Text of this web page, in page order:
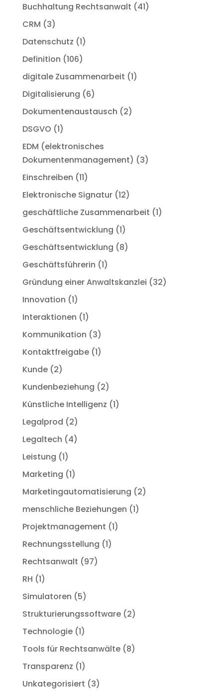
Buchhaltung Rechtsanwalt (41)
CRM (3)
Datenschutz (1)
Definition (106)
digitale Zusammenarbeit (1)
Digitalisierung (6)
Dokumentenaustausch (2)
DSGVO (1)
EDM (elektronisches
Dokumentenmanagement) (3)
Einschreiben (11)
Elektronische Signatur(12)
geschäftliche Zusammenarbeit (1)
Geschäftsentwicklung (1)
Geschäftsentwicklung (8)
Geschäftsführerin (1)
Gründung einer Anwaltskanzlei (32)
Innovation (1)
Interaktionen (1)
Kommunikation (3)
Kontaktfreigabe(1)
Kunde(2)
Kundenbeziehung (2)
Künstliche Intelligenz (1)
Legalprod (2)
Legaltech (4)
Leistung (1)
Marketing (1)
Marketingautomatisierung (2)
menschliche Beziehungen (1)
Projektmanagement (1)
Rechnungsstellung (1)
Rechtsanwalt (97)
RH (1)
Simulatoren (5)
Strukturierungssoftware(2)
Technologie(1)
Tools für Rechtsanwälte(8)
Transparenz (1)
Unkategorisiert (3)